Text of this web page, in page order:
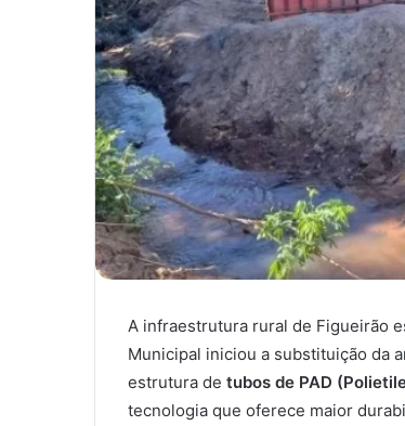
A infraestrutura rural de Figueirão
Municipal iniciou a substituição da
estrutura de tubos de PAD
tecnologia que oferece maior